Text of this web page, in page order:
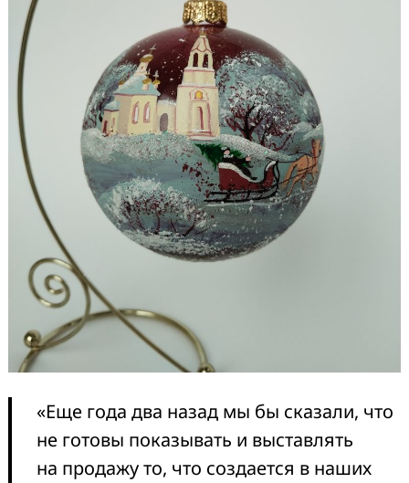
«Еще года два назад мы бы сказали, что
не готовы показывать и выставлять
на продажу то, что создается в наших